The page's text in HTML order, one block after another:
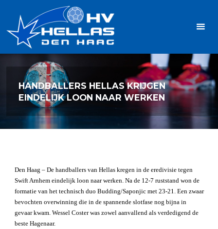
inhoud
HANDBALLERS HELLAS KRIJGEN
EINDELIJK LOON NAAR WERKEN
Den Haag – De handballers van Hellas kregen in de eredivisie tegen
Swift Arnhem eindelijk loon naar werken. Na de 12-7 ruststand won de
formatie van het technisch duo Budding/Saponjic met 23-21. Een zwaar
bevochten overwinning die in de spannende slotfase nog bijna in
gevaar kwam. Wessel Coster was zowel aanvallend als verdedigend de
beste Hagenaar.